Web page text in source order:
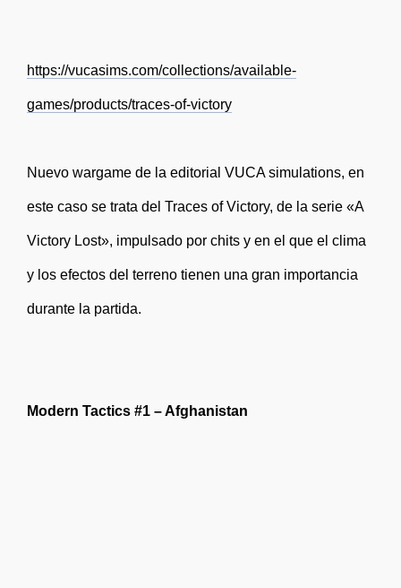
https://vucasims.com/collections/available-
games/products/traces-of-victory
Nuevo wargame de la editorial VUCA simulations, en
este caso se trata del Traces of Victory, de la serie «A
Victory Lost», impulsado por chits y en el que el clima
y los efectos del terreno tienen una gran importancia
durante la partida.
Modern Tactics #1 – Afghanistan